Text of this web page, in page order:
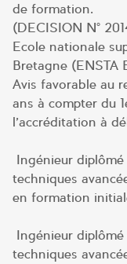
de formation.
(DECISION N°
Ecole nationale
Bretagne (ENSTA
Avis favorable au
ans à compter du
l’accréditation à
Ingénieur diplômé
techniques
en formation
Ingénieur diplômé
techniques